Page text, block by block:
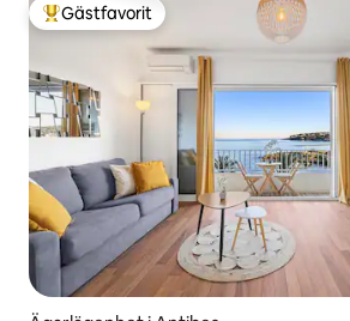
Populär gästfavorit
Gästfavorit